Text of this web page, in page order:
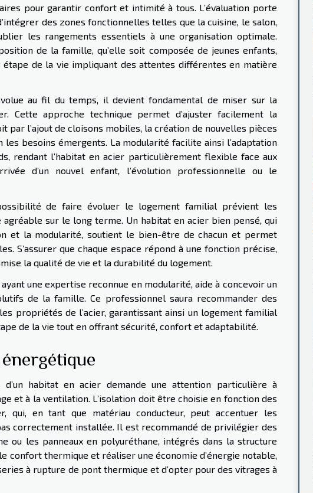
pour garantir confort et intimité à tous. L’évaluation porte
des zones fonctionnelles telles que la cuisine, le salon,
les rangements essentiels à une organisation optimale.
de la famille, qu’elle soit composée de jeunes enfants,
étape de la vie impliquant des attentes différentes en matière
au fil du temps, il devient fondamental de miser sur la
Cette approche technique permet d’ajuster facilement la
par l’ajout de cloisons mobiles, la création de nouvelles pièces
besoins émergents. La modularité facilite ainsi l’adaptation
rendant l’habitat en acier particulièrement flexible face aux
d’un nouvel enfant, l’évolution professionnelle ou le
de faire évoluer le logement familial prévient les
sur le long terme. Un habitat en acier bien pensé, qui
et la modularité, soutient le bien-être de chacun et permet
S’assurer que chaque espace répond à une fonction précise,
la qualité de vie et la durabilité du logement.
une expertise reconnue en modularité, aide à concevoir un
de la famille. Ce professionnel saura recommander des
propriétés de l’acier, garantissant ainsi un logement familial
de la vie tout en offrant sécurité, confort et adaptabilité.
d’un habitat en acier demande une attention particulière à
et à la ventilation. L’isolation doit être choisie en fonction des
qui, en tant que matériau conducteur, peut accentuer les
correctement installée. Il est recommandé de privilégier des
ou les panneaux en polyuréthane, intégrés dans la structure
confort thermique et réaliser une économie d’énergie notable,
à rupture de pont thermique et d’opter pour des vitrages à